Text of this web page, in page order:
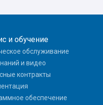
и обучение
обслуживание
и видео
контракты
обеспечение